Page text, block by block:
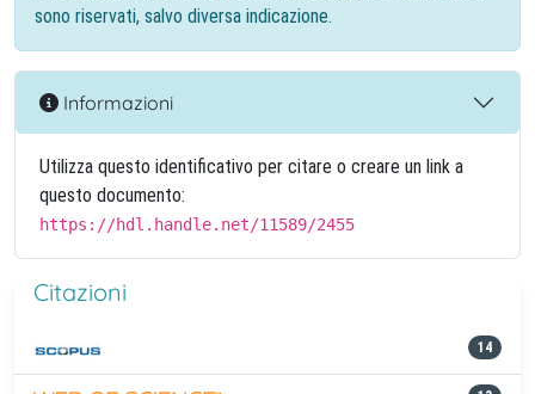
sono riservati, salvo diversa indicazione.
Informazioni
Utilizza questo identificativo per citare o creare un link a
questo documento:
https://hdl.handle.net/11589/2455
Citazioni
14